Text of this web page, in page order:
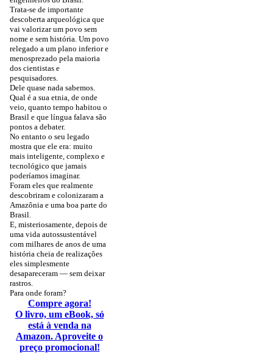
Trata-se de importante
descoberta arqueológica que
vai valorizar um povo sem
nome e sem história. Um povo
relegado a um plano inferior e
menosprezado pela maioria
dos cientistas e
pesquisadores.
Dele quase nada sabemos.
Qual é a sua etnia, de onde
veio, quanto tempo habitou o
Brasil e que língua falava são
pontos a debater.
No entanto o seu legado
mostra que ele era: muito
mais inteligente, complexo e
tecnológico que jamais
poderíamos imaginar.
Foram eles que realmente
descobriram e colonizaram a
Amazônia e uma boa parte do
Brasil.
E, misteriosamente, depois de
uma vida autossustentável
com milhares de anos de uma
história cheia de realizações
eles simplesmente
desapareceram — sem deixar
rastros.
Para onde foram?
Compre agora!
O livro, um eBook, só
está à venda na
Amazon. Aproveite o
preço promocional!